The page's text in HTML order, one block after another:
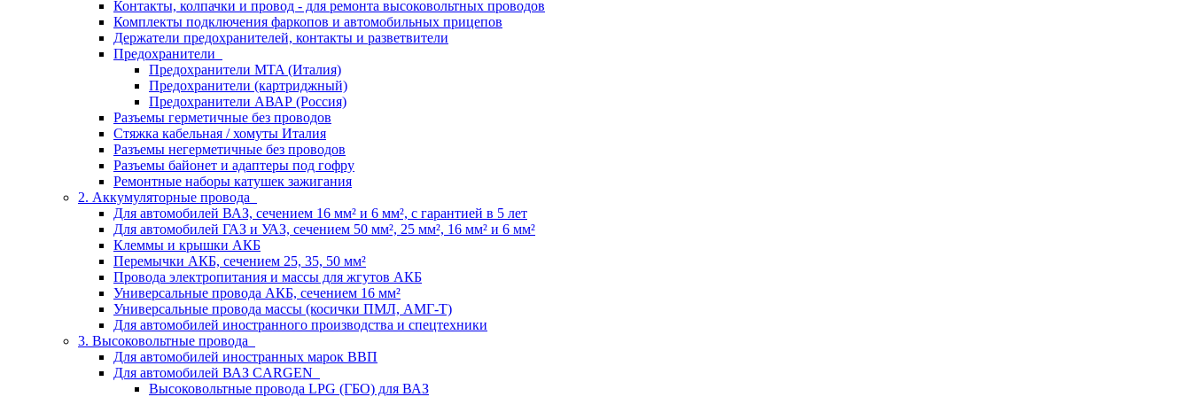
Контакты, колпачки и провод - для ремонта высоковольтных проводов
Комплекты подключения фаркопов и автомобильных прицепов
Держатели предохранителей, контакты и разветвители
Предохранители
Предохранители MTA (Италия)
Предохранители (картриджный)
Предохранители АВАР (Россия)
Разъемы герметичные без проводов
Стяжка кабельная / хомуты Италия
Разъемы негерметичные без проводов
Разъемы байонет и адаптеры под гофру
Ремонтные наборы катушек зажигания
2. Аккумуляторные провода
Для автомобилей ВАЗ, сечением 16 мм² и 6 мм², с гарантией в 5 лет
Для автомобилей ГАЗ и УАЗ, сечением 50 мм², 25 мм², 16 мм² и 6 мм²
Клеммы и крышки АКБ
Перемычки АКБ, сечением 25, 35, 50 мм²
Провода электропитания и массы для жгутов АКБ
Универсальные провода АКБ, сечением 16 мм²
Универсальные провода массы (косички ПМЛ, АМГ-Т)
Для автомобилей иностранного производства и спецтехники
3. Высоковольтные провода
Для автомобилей иностранных марок ВВП
Для автомобилей ВАЗ CARGEN
Высоковольтные провода LPG (ГБО) для ВАЗ